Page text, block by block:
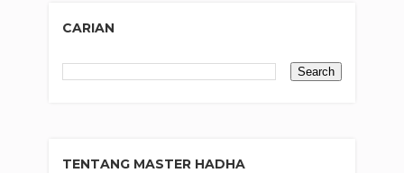
CARIAN
TENTANG MASTER HADHA